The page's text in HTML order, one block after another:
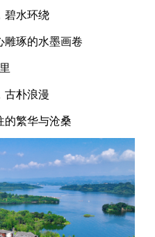
碧水环绕
雕琢的水墨画卷
古朴浪漫
的繁华与沧桑